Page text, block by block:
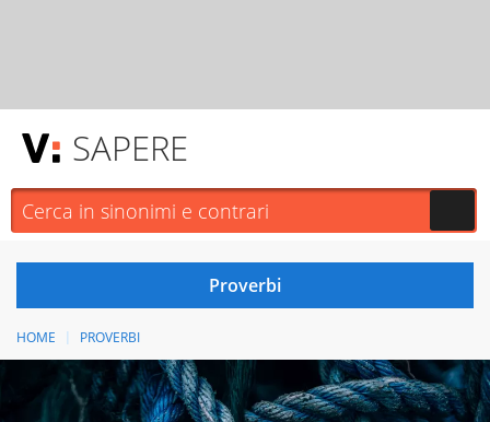
SAPERE
HOME PROVERBI